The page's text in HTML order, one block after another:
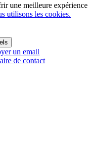
une meilleure expérience
utilisons les cookies.